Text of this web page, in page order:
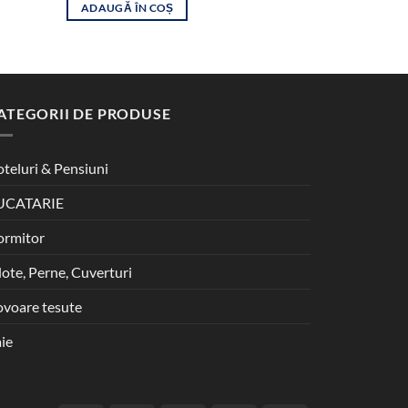
ADAUGĂ ÎN COȘ
DE PRODUSE
& Pensiuni
Perne, Cuverturi
tesute